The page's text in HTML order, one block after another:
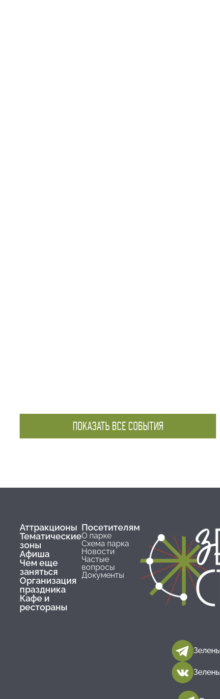
ПОКАЗАТЬ ВСЕ СОБЫТИЯ
Аттракционы
Тематические
зоны
Афиша
Чем еще
заняться
Организация
праздника
Кафе и
рестораны
Посетителям
О парке
Схема парка
Новости
Частые
вопросы
Документы